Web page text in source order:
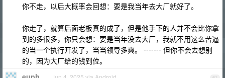
你不走，以后大概率会回想：要是我当年去大厂就好了。
你走了，就算后面老板真的成了，但是他手下的人并不会比你拿
到的多很多，你只会想：要是当年没去大厂，我就不用这么苦逼
的当一个执行开发了，当当领导多爽。 ------- 但你不会去想别
的，因为大厂给的钱到位。